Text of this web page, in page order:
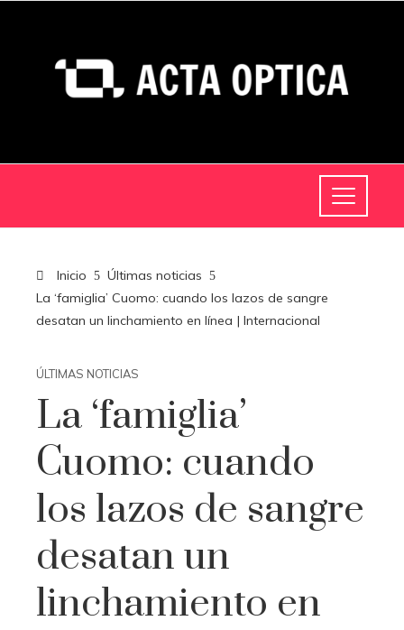
Inicio
Últimas noticias
La ‘famiglia’ Cuomo: cuando los lazos de sangre
desatan un linchamiento en línea | Internacional
ÚLTIMAS NOTICIAS
La ‘famiglia’
Cuomo: cuando
los lazos de sangre
desatan un
linchamiento en